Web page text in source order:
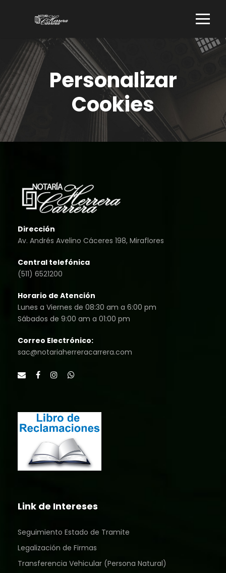
Personalizar
Cookies
Dirección
Av. Andrés Avelino Cáceres 198, Miraflores
Central telefónica
(511) 6521200
Horario de Atención
Lunes a Viernes de 08:30 am a 6:00 pm
Sábados de 9:00 am a 01:00 pm
Correo Electrónico:
sac@notariaherreracarrera.com
Link de Intereses
Seguimiento Estado de Tramite
Legalización de Firmas
Transferencia Vehicular (Persona Natural)